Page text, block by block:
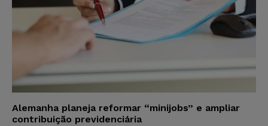
Alemanha planeja reformar “minijobs” e ampliar
contribuição previdenciária